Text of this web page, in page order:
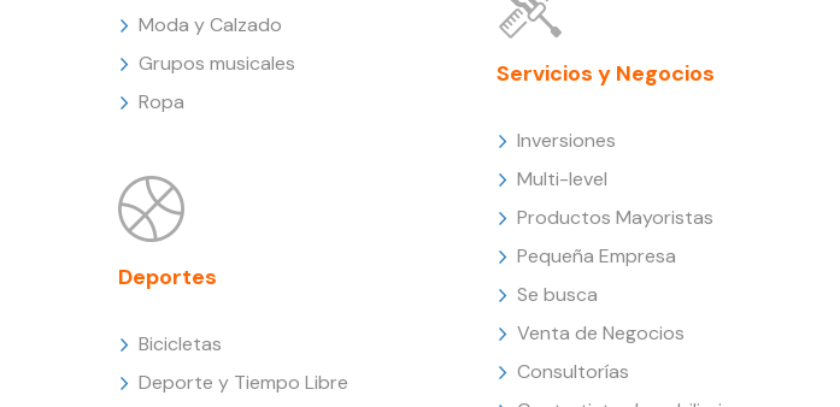
Moda y Calzado
Grupos musicales
Ropa
Deportes
Bicicletas
Deporte y Tiempo Libre
Servicios y Negocios
Inversiones
Multi-level
Productos Mayoristas
Pequeña Empresa
Se busca
Venta de Negocios
Consultorías